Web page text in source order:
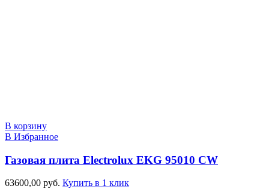
В корзину
В Избранное
Газовая плита Electrolux EKG 95010 CW
63600,00 руб. Купить в 1 клик